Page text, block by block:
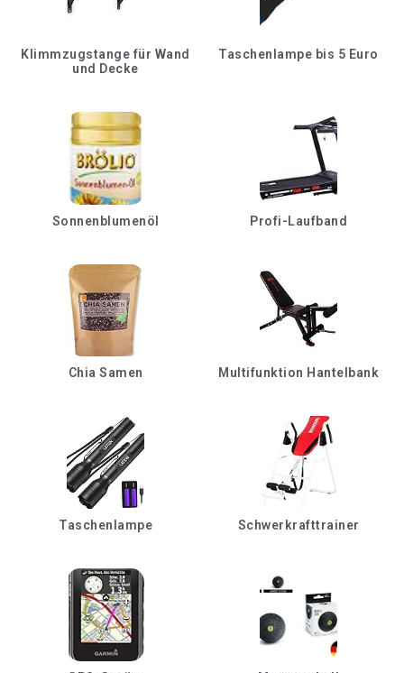
Klimmzugstange für Wand
und Decke
Taschenlampe bis 5 Euro
Sonnenblumenöl Profi-Laufband
Chia Samen Multifunktion Hantelbank
Taschenlampe Schwerkrafttrainer